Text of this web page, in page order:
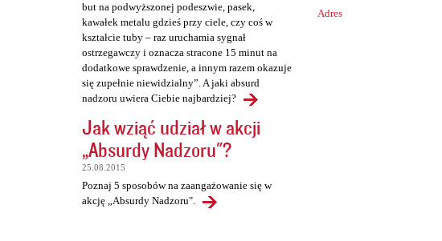
but na podwyższonej podeszwie, pasek,
kawałek metalu gdzieś przy ciele, czy coś w
kształcie tuby – raz uruchamia sygnał
ostrzegawczy i oznacza stracone 15 minut na
dodatkowe sprawdzenie, a innym razem okazuje
się zupełnie niewidzialny”. A jaki absurd
nadzoru uwiera Ciebie najbardziej?
Jak wziąć udział w akcji
„Absurdy Nadzoru"?
25.08.2015
Poznaj 5 sposobów na zaangażowanie się w
akcję „Absurdy Nadzoru".
Adres